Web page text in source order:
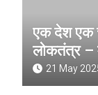
एक देश एक
लोकतंत्र –
21 May